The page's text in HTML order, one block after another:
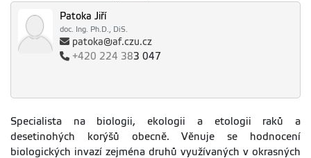
Návod - založení
zadání,
schvalování zadání
schvalovani-zadani-
715.19
kB
Patoka Jiří
doc. Ing. Ph.D., DiS.
patoka@af.czu.cz
+420 224 383 047
Specialista na biologii, ekologii a etologii raků a
desetinohých korýšů obecně. Věnuje se hodnocení
biologických invazí zejména druhů využívaných v okrasných